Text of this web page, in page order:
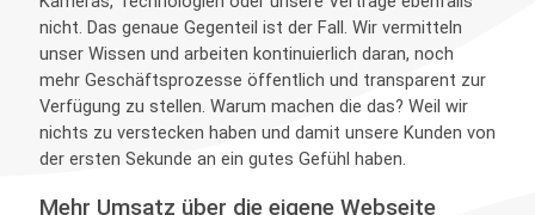
nicht. Das genaue Gegenteil ist der Fall. Wir vermitteln
unser Wissen und arbeiten kontinuierlich daran, noch
mehr Geschäftsprozesse öffentlich und transparent zur
Verfügung zu stellen. Warum machen die das? Weil wir
nichts zu verstecken haben und damit unsere Kunden von
der ersten Sekunde an ein gutes Gefühl haben.
Mehr Umsatz über die eigene Webseite